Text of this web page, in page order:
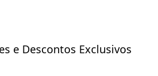
e Descontos Exclusivos